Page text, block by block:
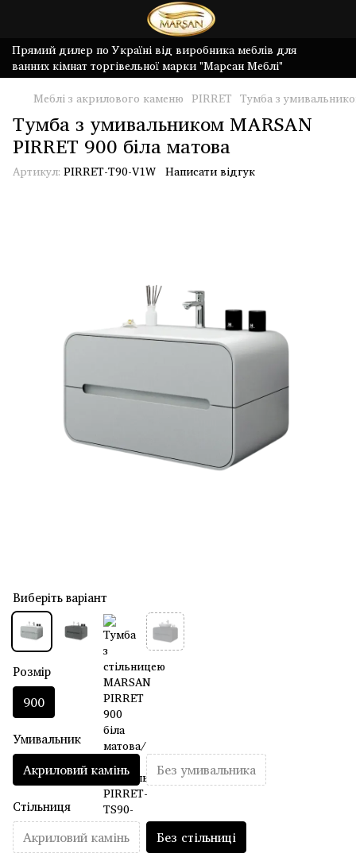
Прямий дилер по Україні від виробника меблів для
ванних кімнат торгівельної марки "Марсан Меблі"
Меблі з акрилового каменю PIRRET Тумба з
Тумба з умивальником MARSAN
PIRRET 900 біла матова
Артикул: PIRRET-T90-V1W Написати відгук
Виберіть варіант
Розмір
900
Умивальник
Акриловий камінь Без умивальника
Стільниця
Акриловий камінь Без стільниці